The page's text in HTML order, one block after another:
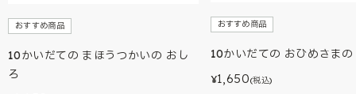
おすすめ商品
10かいだての まほうつかいの おし
ろ
おすすめ商品
10かいだての おひめさま
¥1,650(税込)